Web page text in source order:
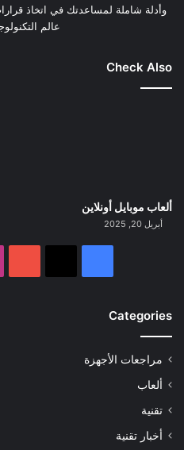
وأدلة شاملة لمساعدتك في اتخاذ
عالم
Check Also
ألعاب موبايل أونلاين
أبريل 20, 2025
Categories
مراجعات الأجهزة
ألعاب
تقنية
أخبار تقنية